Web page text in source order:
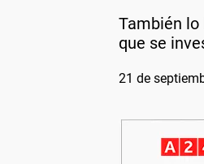
También lo
que se
21 de